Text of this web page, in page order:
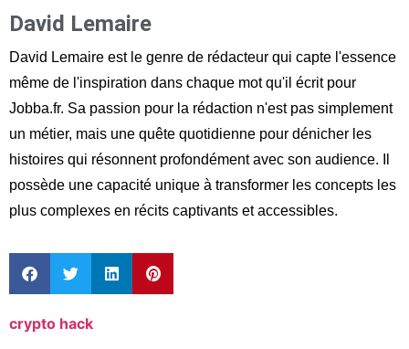
David Lemaire
David Lemaire est le genre de rédacteur qui capte l'essence
même de l'inspiration dans chaque mot qu'il écrit pour
Jobba.fr. Sa passion pour la rédaction n'est pas simplement
un métier, mais une quête quotidienne pour dénicher les
histoires qui résonnent profondément avec son audience. Il
possède une capacité unique à transformer les concepts les
plus complexes en récits captivants et accessibles.
crypto hack